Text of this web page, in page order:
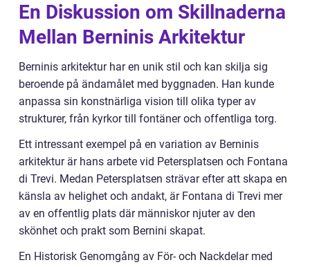
En Diskussion om Skillnaderna
Mellan Berninis Arkitektur
Berninis arkitektur har en unik stil och kan skilja sig
beroende på ändamålet med byggnaden. Han kunde
anpassa sin konstnärliga vision till olika typer av
strukturer, från kyrkor till fontäner och offentliga torg.
Ett intressant exempel på en variation av Berninis
arkitektur är hans arbete vid Petersplatsen och Fontana
di Trevi. Medan Petersplatsen strävar efter att skapa en
känsla av helighet och andakt, är Fontana di Trevi mer
av en offentlig plats där människor njuter av den
skönhet och prakt som Bernini skapat.
En Historisk Genomgång av För- och Nackdelar med